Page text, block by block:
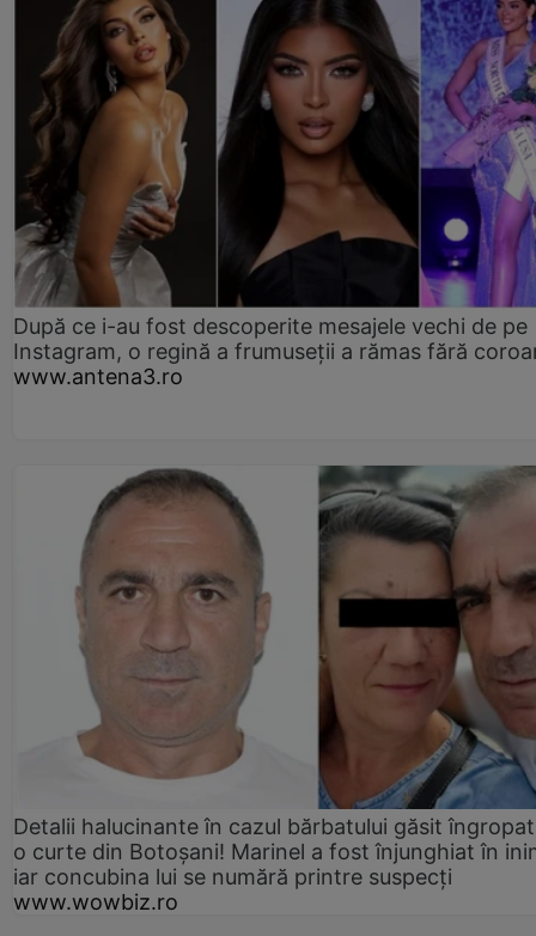
După ce i-au fost descoperite mesajele vechi de pe
Instagram, o regină a frumuseții a rămas fără
www.antena3.ro
Detalii halucinante în cazul bărbatului găsit
o curte din Botoșani! Marinel a fost înjunghiat în
iar concubina lui se numără printre suspecți
www.wowbiz.ro